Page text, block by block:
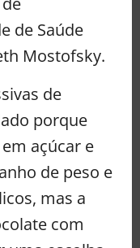
de Saúde
Mostofsky.
de
porque
açúcar e
de peso e
mas a
com